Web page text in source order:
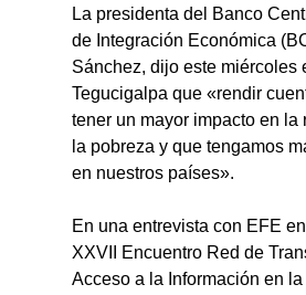
La presidenta del Banco
de Integración Económica
Sánchez, dijo este miércoles
Tegucigalpa que «rendir
tener un mayor impacto en la
la pobreza y que tengamos
en nuestros países».
En una entrevista con EFE
XXVII Encuentro Red de
Acceso a la Información en la